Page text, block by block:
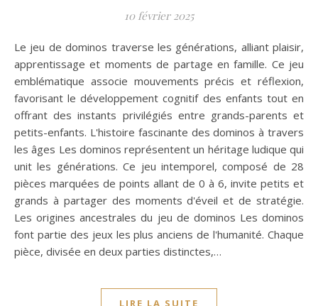
10 février 2025
Le jeu de dominos traverse les générations, alliant plaisir,
apprentissage et moments de partage en famille. Ce jeu
emblématique associe mouvements précis et réflexion,
favorisant le développement cognitif des enfants tout en
offrant des instants privilégiés entre grands-parents et
petits-enfants. L'histoire fascinante des dominos à travers
les âges Les dominos représentent un héritage ludique qui
unit les générations. Ce jeu intemporel, composé de 28
pièces marquées de points allant de 0 à 6, invite petits et
grands à partager des moments d'éveil et de stratégie.
Les origines ancestrales du jeu de dominos Les dominos
font partie des jeux les plus anciens de l'humanité. Chaque
pièce, divisée en deux parties distinctes,…
LIRE LA SUITE